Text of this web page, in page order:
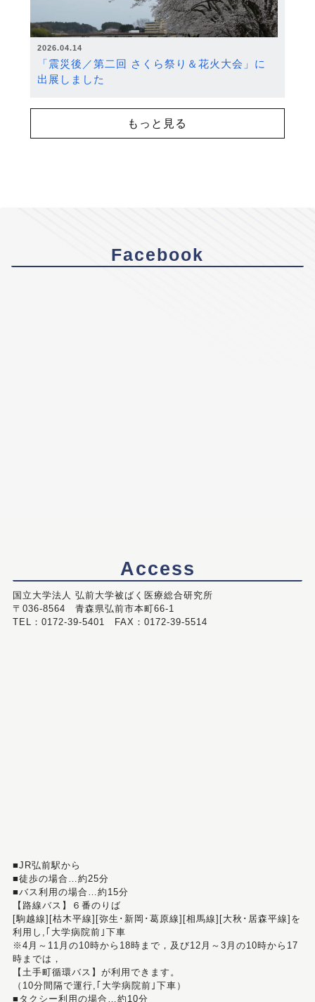
2026.04.14
「震災後／第二回 さくら祭り＆花火大会」に
出展しました
もっと見る
Facebook
Access
国立大学法人 弘前大学被ばく医療総合研究所
〒036-8564 青森県弘前市本町66-1
TEL：0172-39-5401 FAX：0172-39-5514
■JR弘前駅から
■徒歩の場合…約25分
■バス利用の場合…約15分
【路線バス】６番のりば
[駒越線][枯木平線][弥生･新岡･葛原線][相馬線][大秋･居森平線]を
利用し,｢大学病院前｣下車
※4月～11月の10時から18時まで，及び12月～3月の10時から17
時までは，
【土手町循環バス】が利用できます。
（10分間隔で運行,｢大学病院前｣下車）
■タクシー利用の場合…約10分